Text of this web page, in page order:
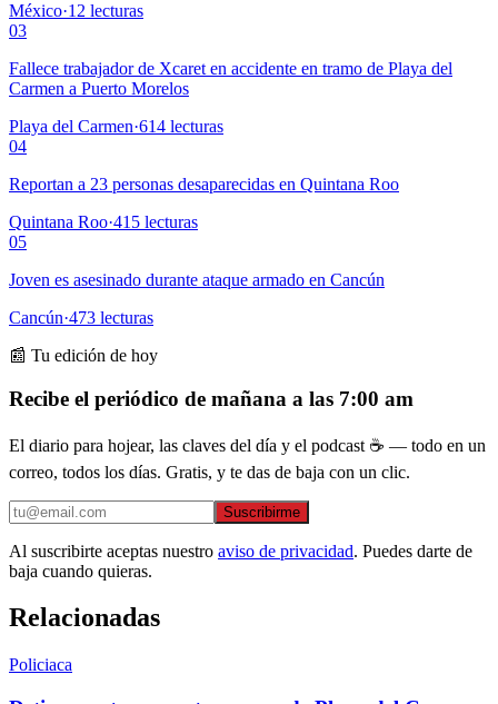
México·12 lecturas
03
Fallece trabajador de Xcaret en accidente en tramo de Playa del
Carmen a Puerto Morelos
Playa del Carmen·614 lecturas
04
Reportan a 23 personas desaparecidas en Quintana Roo
Quintana Roo·415 lecturas
05
Joven es asesinado durante ataque armado en Cancún
Cancún·473 lecturas
📰 Tu edición de hoy
Recibe el periódico de mañana a las 7:00 am
El diario para hojear, las claves del día y el podcast ☕ — todo en un
correo, todos los días. Gratis, y te das de baja con un clic.
Suscribirme
Al suscribirte aceptas nuestro aviso de privacidad. Puedes darte de
baja cuando quieras.
Relacionadas
Policiaca